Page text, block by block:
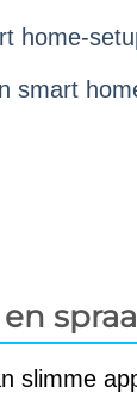
home-
smart
slimme